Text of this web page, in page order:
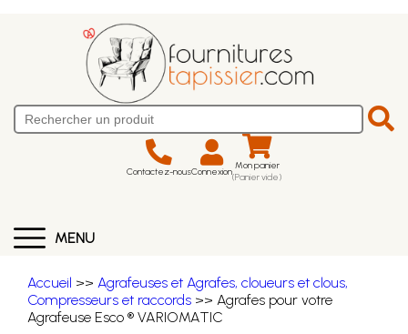
Contactez-nousConnexion Mon panier
(Panier vide)
MENU
Accueil >> Agrafeuses et Agrafes, cloueurs et clous,
Compresseurs et raccords >> Agrafes pour votre
Agrafeuse Esco ® VARIOMATIC